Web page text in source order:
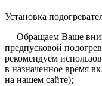
Установка
— Обращаем Ваше
предпусковой
рекомендуем
в назначенное время
на нашем сайте);